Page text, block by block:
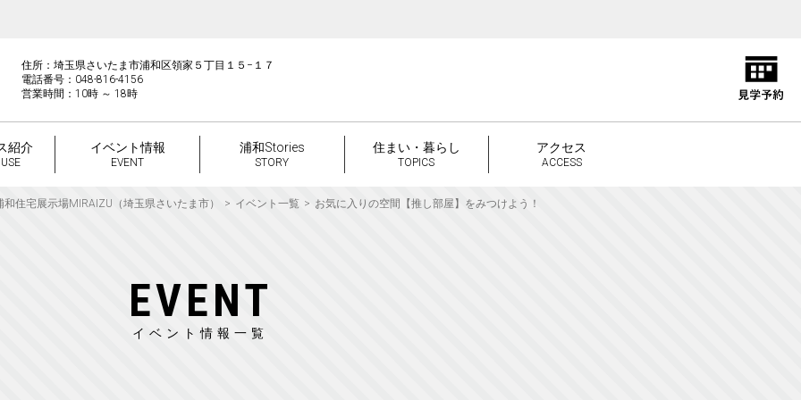
住所：埼玉県さいたま市浦和区領家５丁目１５−１７
電話番号：048-816-4156
営業時間：10時 ～ 18時
紹介 イベント情報
EVENT
浦和Stories
STORY
住まい・暮らし
TOPICS
アクセス
ACCESS
和住宅展示場MIRAIZU（埼玉県さいたま市） イベント一覧 お気に入りの空間【推し部屋】をみつけよう！
EVENT
イベント情報一覧